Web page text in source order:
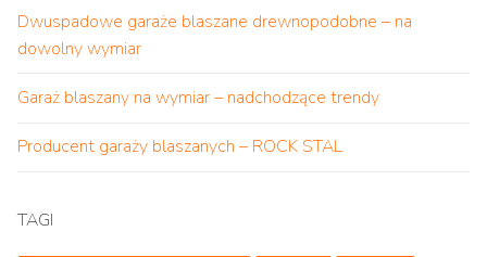
Dwuspadowe garaże blaszane drewnopodobne – na
dowolny wymiar
Garaż blaszany na wymiar – nadchodzące trendy
Producent garaży blaszanych – ROCK STAL
TAGI